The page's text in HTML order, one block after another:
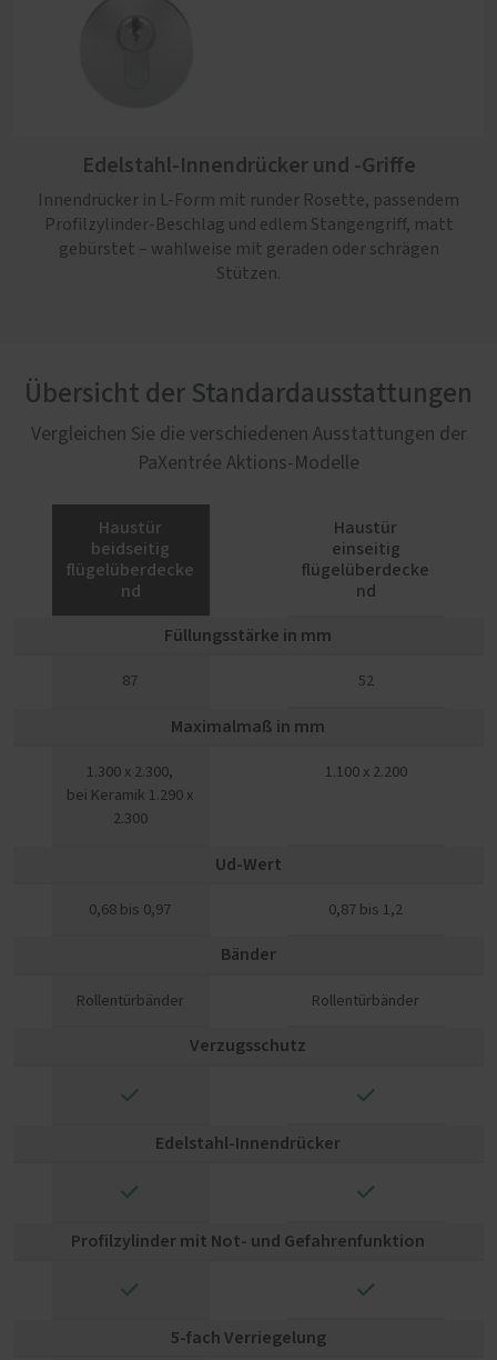
Edelstahl-Innendrücker und -Griffe
Innendrücker in L-Form mit runder Rosette, passendem
Profilzylinder-Beschlag und edlem Stangengriff, matt
gebürstet – wahlweise mit geraden oder schrägen
Stützen.
Übersicht der Standardausstattungen
Vergleichen Sie die verschiedenen Ausstattungen der
PaXentrée Aktions-Modelle
Haustür
beidseitig
flügelüberdecke
nd
Haustür
einseitig
flügelüberdecke
nd
Füllungsstärke in mm
87 52
Maximalmaß in mm
1.300 x 2.300,
bei Keramik 1.290 x
2.300
1.100 x 2.200
Ud-Wert
0,68 bis 0,97 0,87 bis 1,2
Bänder
Rollentürbänder Rollentürbänder
Verzugsschutz
✓ ✓
Edelstahl-Innendrücker
✓ ✓
Profilzylinder mit Not- und Gefahrenfunktion
✓ ✓
5-fach Verriegelung